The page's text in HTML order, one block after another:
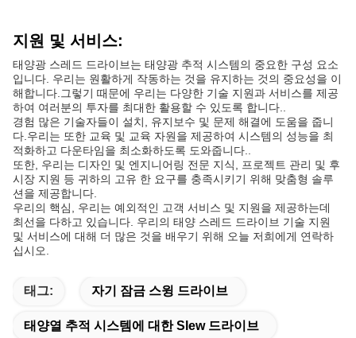
지원 및 서비스:
태양광 스레드 드라이브는 태양광 추적 시스템의 중요한 구성 요소
입니다. 우리는 원활하게 작동하는 것을 유지하는 것의 중요성을 이
해합니다.그렇기 때문에 우리는 다양한 기술 지원과 서비스를 제공
하여 여러분의 투자를 최대한 활용할 수 있도록 합니다..
경험 많은 기술자들이 설치, 유지보수 및 문제 해결에 도움을 줍니
다.우리는 또한 교육 및 교육 자원을 제공하여 시스템의 성능을 최
적화하고 다운타임을 최소화하도록 도와줍니다..
또한, 우리는 디자인 및 엔지니어링 전문 지식, 프로젝트 관리 및 후
시장 지원 등 귀하의 고유 한 요구를 충족시키기 위해 맞춤형 솔루
션을 제공합니다.
우리의 핵심, 우리는 예외적인 고객 서비스 및 지원을 제공하는데
최선을 다하고 있습니다. 우리의 태양 스레드 드라이브 기술 지원
및 서비스에 대해 더 많은 것을 배우기 위해 오늘 저희에게 연락하
십시오.
태그: 자기 잠금 스윙 드라이브
태양열 추적 시스템에 대한 Slew 드라이브